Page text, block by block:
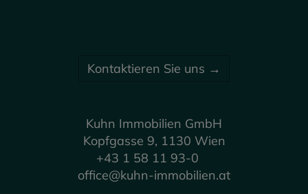
Kontaktieren Sie uns →
Kuhn Immobilien GmbH
Kopfgasse 9, 1130 Wien
+43 1 58 11 93-0
office@kuhn-immobilien.at